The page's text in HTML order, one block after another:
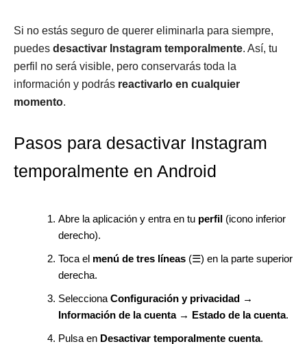
Si no estás seguro de querer eliminarla para siempre,
puedes desactivar Instagram temporalmente. Así, tu
perfil no será visible, pero conservarás toda la
información y podrás reactivarlo en cualquier
momento.
Pasos para desactivar Instagram
temporalmente en Android
Abre la aplicación y entra en tu perfil (icono inferior
derecho).
Toca el menú de tres líneas (☰) en la parte superior
derecha.
Selecciona Configuración y privacidad →
Información de la cuenta → Estado de la cuenta.
Pulsa en Desactivar temporalmente cuenta.